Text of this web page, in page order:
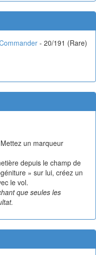
- 20/191 (Rare)
un marqueur
depuis le champ de
» sur lui, créez un
le vol.
que seules les